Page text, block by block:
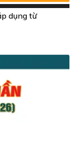
dụng từ